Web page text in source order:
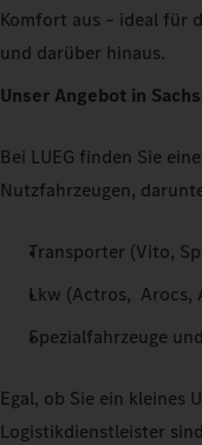
Komfort aus – ideal für
und darüber hinaus.
Unser Angebot in
Bei LUEG finden Sie
Nutzfahrzeugen,
Transporter (Vito,
Lkw (Actros, Arocs,
Spezialfahrzeuge
Egal, ob Sie ein kleines
Logistikdienstleister